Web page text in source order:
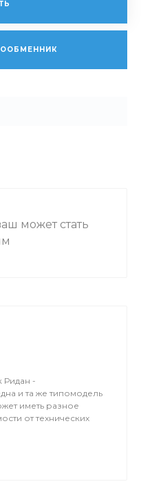
может стать
Ридан -
и та же типомодель
иметь разное
от технических